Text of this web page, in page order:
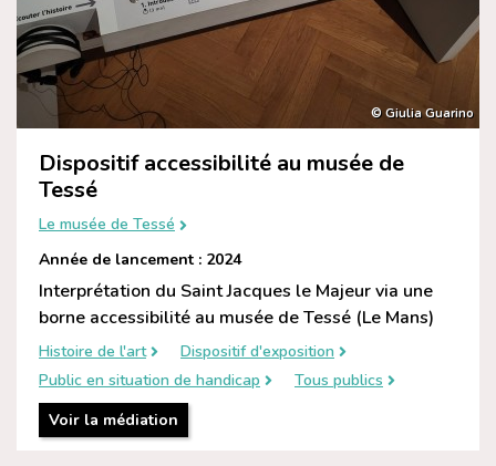
© Giulia Guarino
Dispositif accessibilité au musée de
Tessé
Le musée de Tessé
Année de lancement : 2024
Interprétation du Saint Jacques le Majeur via une
borne accessibilité au musée de Tessé (Le Mans)
Histoire de l'art
Dispositif d'exposition
Public en situation de handicap
Tous publics
Voir la médiation